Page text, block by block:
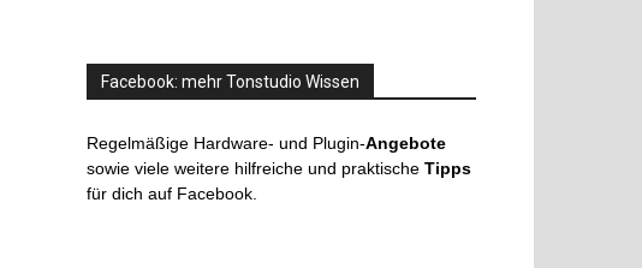
Facebook: mehr Tonstudio Wissen
Regelmäßige Hardware- und Plugin-Angebote
sowie viele weitere hilfreiche und praktische Tipps
für dich auf Facebook.